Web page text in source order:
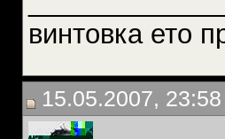
винтовка ето
15.05.2007, 23:58